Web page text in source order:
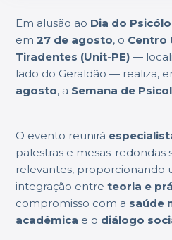
Magister
Em alusão ao Dia do
em 27 de agosto, o Centro
Tiradentes (Unit-PE) —
lado do Geraldão — realiza,
agosto, a Semana de
O evento reunirá
palestras e mesas-redondas
relevantes, proporcionando
integração entre teoria e
compromisso com a saúde
acadêmica e o diálogo